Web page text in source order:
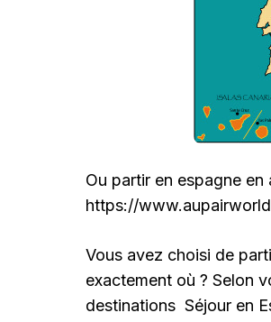
Ou partir en espagne
https://
Vous avez choisi de
exactement où ? Selon
destinations Séjour en